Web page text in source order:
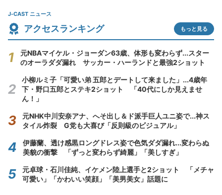
J-CAST ニュース
アクセスランキング もっと見る
元NBAマイケル・ジョーダン63歳、体形も変わらず...スター
のオーラダダ漏れ サッカー・ハーランドと最強2ショット
小柳ルミ子「可愛い弟 五郎とデートして来ました」...4歳年
下・野口五郎とステキ2ショット 「40代にしか見えませ
ん！」
元NHK中川安奈アナ、へそ出し＆ド派手巨人ユニ姿で...神ス
タイル炸裂 G党も大喜び「反則級のビジュアル」
伊藤蘭、透け感黒ロングドレス姿で色気ダダ漏れ...変わらぬ
美貌の衝撃 「ずっと変わらず綺麗」「美しすぎ」
元卓球・石川佳純、イケメン陸上選手と2ショット 「メチャ
可愛い」「かわいい笑顔」「美男美女」話題に